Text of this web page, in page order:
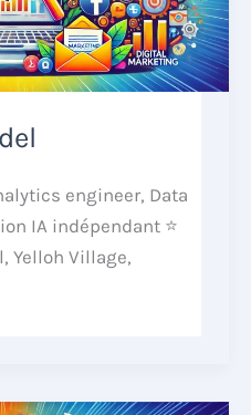
engineer, Data
IA indépendant ⭐
Yelloh Village,